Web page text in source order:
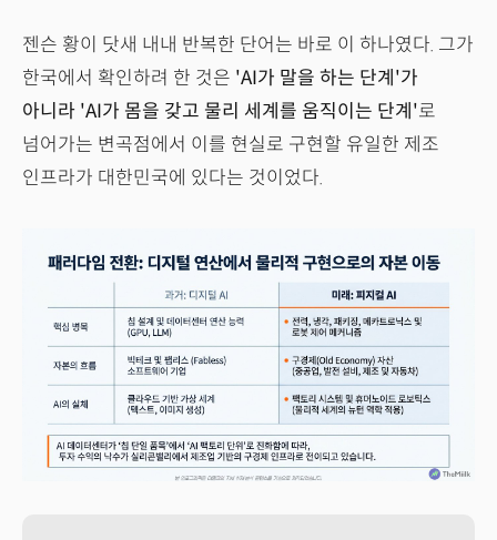
젠슨 황이 닷새 내내 반복한 단어는 바로 이 하나였다. 그가
한국에서 확인하려 한 것은 'AI가 말을 하는 단계'가
아니라 'AI가 몸을 갖고 물리 세계를 움직이는 단계'로
넘어가는 변곡점에서 이를 현실로 구현할 유일한 제조
인프라가 대한민국에 있다는 것이었다.